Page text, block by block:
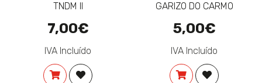
TNDM II
7,00€
IVA Incluído
COMPRARADICIONAR À LISTA DE DESEJOS
GARIZO DO CARMO
5,00€
IVA Incluído
COMPRARADICIONAR